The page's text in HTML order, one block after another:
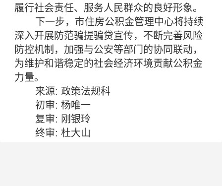
履行社会责任、服务人民群众的良好形象。
下一步，市住房公积金管理中心将持续
深入开展防范骗提骗贷宣传，不断完善风险
防控机制，加强与公安等部门的协同联动，
为维护和谐稳定的社会经济环境贡献公积金
力量。
来源: 政策法规科
初审: 杨唯一
复审: 刚银玲
终审: 杜大山